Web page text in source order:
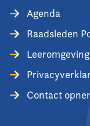
Agenda
Raadsleden
Leeromgeving
Contact